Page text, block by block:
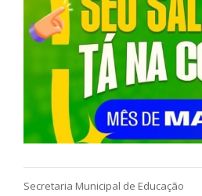
Secretaria Municipal de Educação